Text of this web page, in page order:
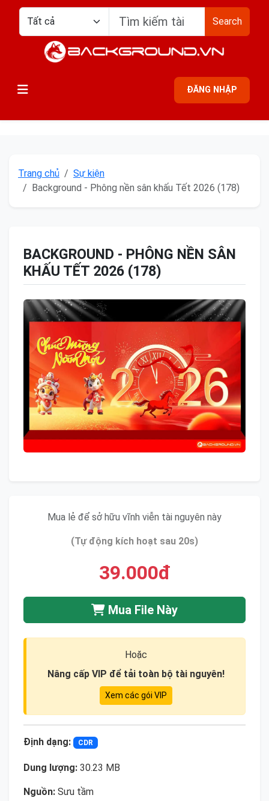
Search
ĐĂNG NHẬP
Trang chủ
Sự kiện
Background - Phông nền sân khấu Tết 2026 (178)
BACKGROUND - PHÔNG NỀN SÂN
KHẤU TẾT 2026 (178)
Mua lẻ để sở hữu vĩnh viễn tài nguyên này
(Tự động kích hoạt sau 20s)
39.000đ
Mua File Này
Hoặc
Nâng cấp VIP để tải toàn bộ tài nguyên!
Xem các gói VIP
Định dạng: CDR
Dung lượng: 30.23 MB
Nguồn: Sưu tầm